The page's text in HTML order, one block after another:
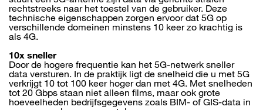
rechtstreeks naar het toestel van de gebruiker. Deze
technische eigenschappen zorgen ervoor dat 5G op
verschillende domeinen minstens 10 keer zo krachtig is
als 4G.
10x sneller
Door de hogere frequentie kan het 5G-netwerk sneller
data versturen. In de praktijk ligt de snelheid die u met 5G
verkrijgt 10 tot 100 keer hoger dan met 4G. Met snelheden
tot 20 Gbps staan niet alleen films, maar ook grote
hoeveelheden bedrijfsgegevens zoals BIM- of GIS-data in